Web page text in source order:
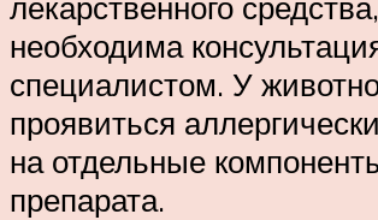
необходима
специалистом. У
проявиться
на отдельные
препарата.